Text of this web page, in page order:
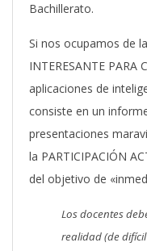
Bachillerato.
Si nos ocupamos de
INTERESANTE PARA
aplicaciones de
consiste en un
presentaciones
la PARTICIPACIÓN
del objetivo de
Los docentes
realidad (de